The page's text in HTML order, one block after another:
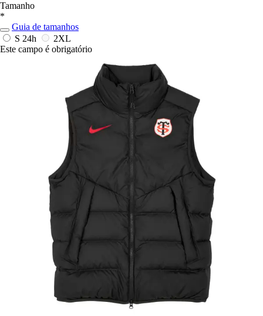
Tamanho
*
Guia de tamanhos
S 24h
2XL
Este campo é obrigatório